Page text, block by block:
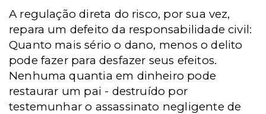
A regulação direta do risco, por sua vez,
repara um defeito da responsabilidade civil:
Quanto mais sério o dano, menos o delito
pode fazer para desfazer seus efeitos.
Nenhuma quantia em dinheiro pode
restaurar um pai - destruído por
testemunhar o assassinato negligente de